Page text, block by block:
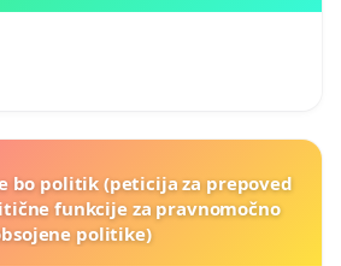
bo politik (peticija za prepoved
funkcije za pravnomočno
politike)